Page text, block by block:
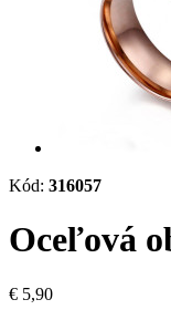
Kód: 316057
Oceľová
€ 5,90